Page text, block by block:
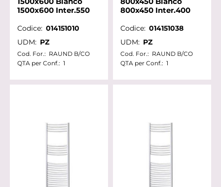
1500x600 Inter.550
Codice: 014151010
UDM: PZ
Cod. For.: RAUND B/CO
QTA per Conf.: 1
800x450 Inter.400
Codice: 014151038
UDM: PZ
Cod. For.: RAUND B/CO
QTA per Conf.: 1